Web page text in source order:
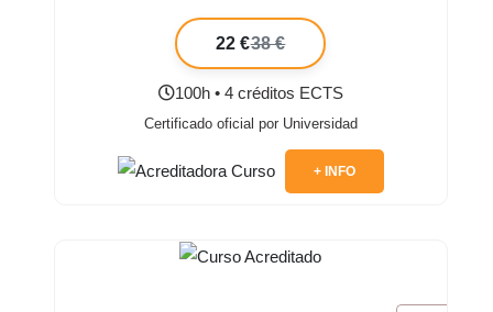
22 €38 €
100h • 4 créditos ECTS
Certificado oficial por Universidad
+ INFO